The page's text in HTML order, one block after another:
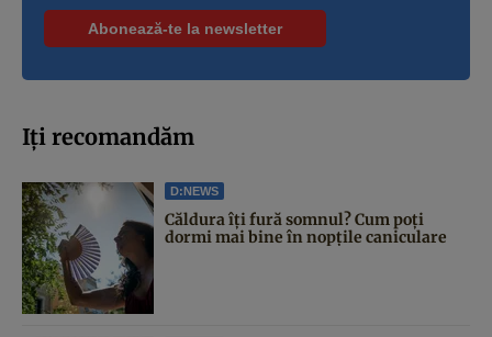
Iți recomandăm
D:NEWS
Căldura îți fură somnul? Cum poți
dormi mai bine în nopțile caniculare